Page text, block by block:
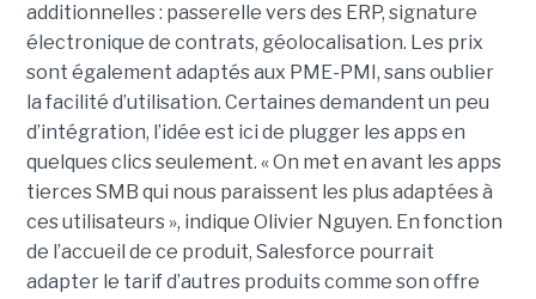
additionnelles : passerelle vers des ERP, signature
électronique de contrats, géolocalisation. Les prix
sont également adaptés aux PME-PMI, sans oublier
la facilité d’utilisation. Certaines demandent un peu
d’intégration, l’idée est ici de plugger les apps en
quelques clics seulement. « On met en avant les apps
tierces SMB qui nous paraissent les plus adaptées à
ces utilisateurs », indique Olivier Nguyen. En fonction
de l’accueil de ce produit, Salesforce pourrait
adapter le tarif d’autres produits comme son offre